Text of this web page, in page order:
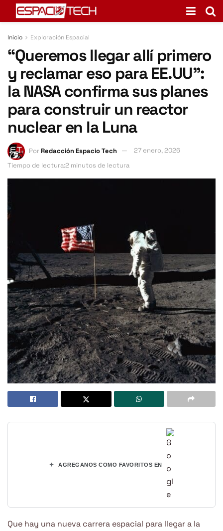
Inicio Exploración Espacial
“Queremos llegar allí primero
y reclamar eso para EE.UU”:
la NASA confirma sus planes
para construir un reactor
nuclear en la Luna
PorRedacción Espacio Tech
27 enero, 2026
Tiempo de lectura:2 minutos de lectura
+ AGREGANOS COMO FAVORITOS EN
Que hay una nueva carrera espacial para llegar a la